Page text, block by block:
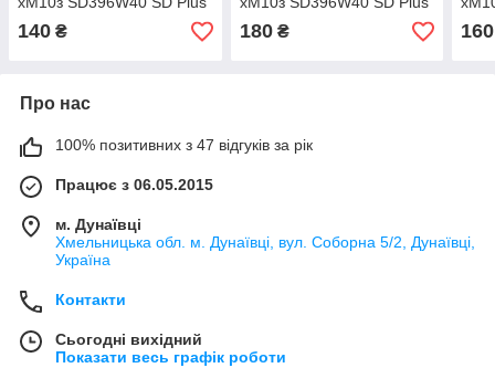
140 ₴ 180₴ 160
Про нас
100% позитивних з 47 відгуків за рік
Працює з 06.05.2015
м. Дунаївці
Хмельницька обл. м. Дунаївці, вул. Соборна 5/2, Дунаївці,
Україна
Контакти
Сьогодні вихідний
Показати весь графік роботи